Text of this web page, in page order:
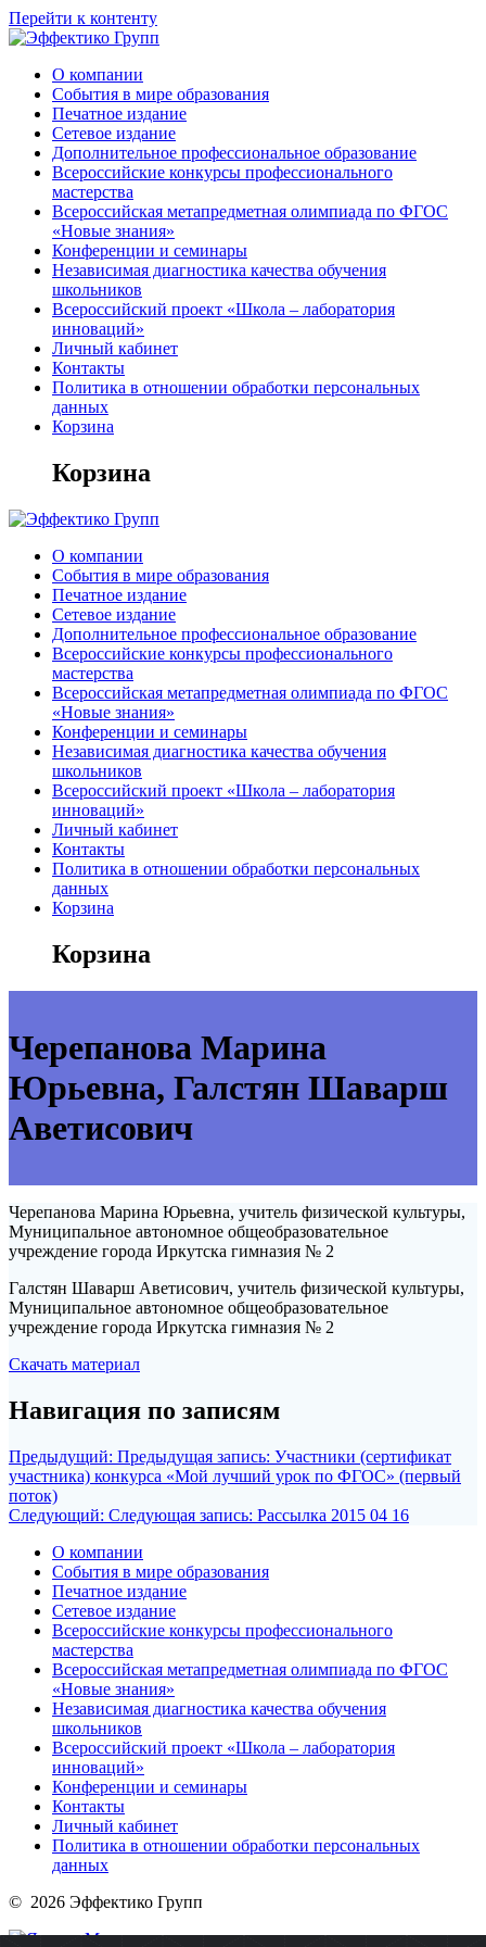
Перейти к контенту
О компании
События в мире образования
Печатное издание
Сетевое издание
Дополнительное профессиональное образование
Всероссийские конкурсы профессионального
мастерства
Всероссийская метапредметная олимпиада по ФГОС
«Новые знания»
Конференции и семинары
Независимая диагностика качества обучения
школьников
Всероссийский проект «Школа – лаборатория
инноваций»
Личный кабинет
Контакты
Политика в отношении обработки персональных
данных
Корзина
Корзина
О компании
События в мире образования
Печатное издание
Сетевое издание
Дополнительное профессиональное образование
Всероссийские конкурсы профессионального
мастерства
Всероссийская метапредметная олимпиада по ФГОС
«Новые знания»
Конференции и семинары
Независимая диагностика качества обучения
школьников
Всероссийский проект «Школа – лаборатория
инноваций»
Личный кабинет
Контакты
Политика в отношении обработки персональных
данных
Корзина
Корзина
Черепанова Марина
Юрьевна, Галстян Шаварш
Аветисович
Черепанова Марина Юрьевна, учитель физической культуры,
Муниципальное автономное общеобразовательное
учреждение города Иркутска гимназия № 2
Галстян Шаварш Аветисович, учитель физической культуры,
Муниципальное автономное общеобразовательное
учреждение города Иркутска гимназия № 2
Скачать материал
Навигация по записям
Предыдущий: Предыдущая запись: Участники (сертификат
участника) конкурса «Мой лучший урок по ФГОС» (первый
поток)
Следующий: Следующая запись: Рассылка 2015 04 16
О компании
События в мире образования
Печатное издание
Сетевое издание
Всероссийские конкурсы профессионального
мастерства
Всероссийская метапредметная олимпиада по ФГОС
«Новые знания»
Независимая диагностика качества обучения
школьников
Всероссийский проект «Школа – лаборатория
инноваций»
Конференции и семинары
Контакты
Личный кабинет
Политика в отношении обработки персональных
данных
© 2026 Эффектико Групп